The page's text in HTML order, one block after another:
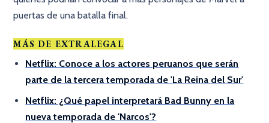
puertas de una batalla final.
MÁS DE EXTRALEGAL
Netflix: Conoce a los actores peruanos que serán
parte de la tercera temporada de 'La Reina del Sur'
Netflix: ¿Qué papel interpretará Bad Bunny en la
nueva temporada de 'Narcos'?